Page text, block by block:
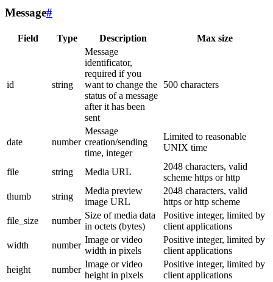
Message#
Field Type Description Max size
id string
Message
identificator,
required if you
want to change the
status of a message
after it has been
sent
500 characters
date number
Message
creation/sending
time, integer
Limited to reasonable
UNIX time
file string Media URL
2048 characters, valid
scheme https or http
thumb
string
Media preview
image URL
2048 characters, valid
https or http scheme
file_size
number
Size of media data
in octets (bytes)
Positive integer, limited by
client applications
width
number
Image or video
width in pixels
Positive integer, limited by
client applications
height
number
Image or video
height in pixels
Positive integer, limited by
client applications